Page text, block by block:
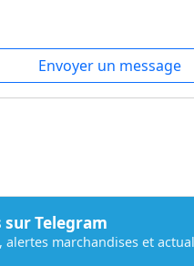
Envoyer un message
sur Telegram
marchandises et